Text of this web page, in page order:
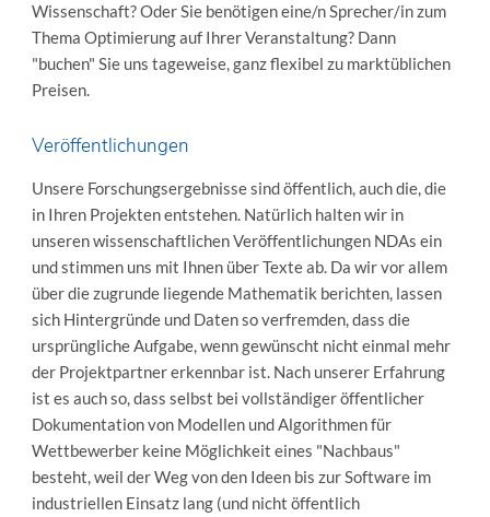
Wissenschaft? Oder Sie benötigen eine/n Sprecher/in zum
Thema Optimierung auf Ihrer Veranstaltung? Dann
"buchen" Sie uns tageweise, ganz flexibel zu marktüblichen
Preisen.
Veröffentlichungen
Unsere Forschungsergebnisse sind öffentlich, auch die, die
in Ihren Projekten entstehen. Natürlich halten wir in
unseren wissenschaftlichen Veröffentlichungen NDAs ein
und stimmen uns mit Ihnen über Texte ab. Da wir vor allem
über die zugrunde liegende Mathematik berichten, lassen
sich Hintergründe und Daten so verfremden, dass die
ursprüngliche Aufgabe, wenn gewünscht nicht einmal mehr
der Projektpartner erkennbar ist. Nach unserer Erfahrung
ist es auch so, dass selbst bei vollständiger öffentlicher
Dokumentation von Modellen und Algorithmen für
Wettbewerber keine Möglichkeit eines "Nachbaus"
besteht, weil der Weg von den Ideen bis zur Software im
industriellen Einsatz lang (und nicht öffentlich